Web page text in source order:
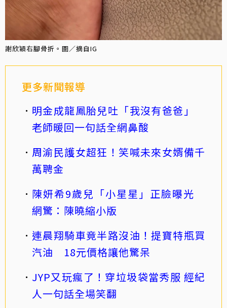
謝欣穎右腳骨折。圖／摘自IG
更多新聞報導
明金成龍鳳胎兒吐「我沒有爸爸」
老師暖回一句話全網鼻酸
周渝民護女超狂！笑喊未來女婿備千
萬聘金
陳妍希9歲兒「小星星」正臉曝光
網驚：陳曉縮小版
連晨翔騎車竟半路沒油！提寶特瓶買
汽油 18元價格讓他驚呆
JYP又玩瘋了！穿垃圾袋當秀服 經紀
人一句話全場笑翻